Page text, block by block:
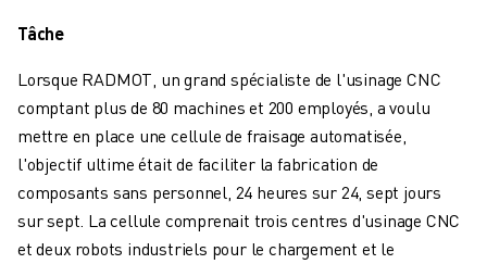
SOLUTIONS POUR LES INDUSTRIES
WORLDSKILLS ET JEUNES TALENTS
ÉVÉNEMENTS ÉDUCATIFS
ACTUALITÉS ET MÉDIAS
ACTUALITÉS ET MÉDIAS
EVÉNEMENTS
ÉVÉNEMENTS ÉDUCATIFS
Tâche
Lorsque RADMOT, un grand spécialiste de l'usinage CNC
comptant plus de 80 machines et 200 employés, a voulu
mettre en place une cellule de fraisage automatisée,
l'objectif ultime était de faciliter la fabrication de
composants sans personnel, 24 heures sur 24, sept jours
sur sept. La cellule comprenait trois centres d'usinage CNC
et deux robots industriels pour le chargement et le